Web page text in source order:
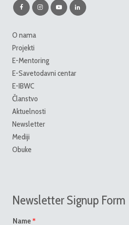
O nama
Projekti
E-Mentoring
E-Savetodavni centar
E-IBWC
Članstvo
Aktuelnosti
Newsletter
Mediji
Obuke
Newsletter Signup Form
Name *